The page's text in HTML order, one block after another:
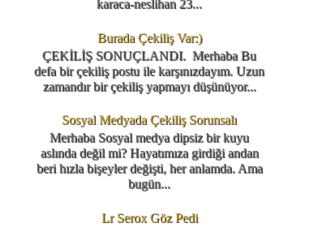
karaca-neslihan 23...
Burada Çekiliş Var:)
ÇEKİLİŞ SONUÇLANDI. Merhaba Bu
defa bir çekiliş postu ile karşınızdayım. Uzun
zamandır bir çekiliş yapmayı düşünüyor...
Sosyal Medyada Çekiliş Sorunsalı
Merhaba Sosyal medya dipsiz bir kuyu
aslında değil mi? Hayatımıza girdiği andan
beri hızla bişeyler değişti, her anlamda. Ama
bugün...
Lr Serox Göz Pedi